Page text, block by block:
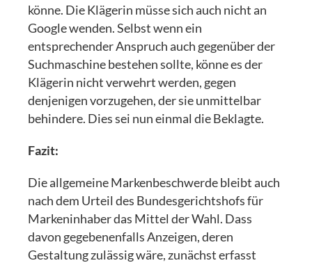
könne. Die Klägerin müsse sich auch nicht an
Google wenden. Selbst wenn ein
entsprechender Anspruch auch gegenüber der
Suchmaschine bestehen sollte, könne es der
Klägerin nicht verwehrt werden, gegen
denjenigen vorzugehen, der sie unmittelbar
behindere. Dies sei nun einmal die Beklagte.
Fazit:
Die allgemeine Markenbeschwerde bleibt auch
nach dem Urteil des Bundesgerichtshofs für
Markeninhaber das Mittel der Wahl. Dass
davon gegebenenfalls Anzeigen, deren
Gestaltung zulässig wäre, zunächst erfasst